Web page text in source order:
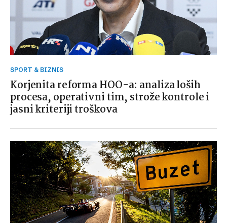
SPORT & BIZNIS
Korjenita reforma HOO-a: analiza loših
procesa, operativni tim, strože kontrole i
jasni kriteriji troškova